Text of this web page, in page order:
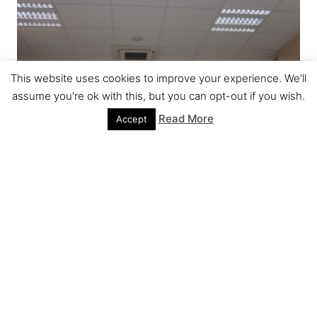
This website uses cookies to improve your experience. We'll
assume you're ok with this, but you can opt-out if you wish.
Accept Read More